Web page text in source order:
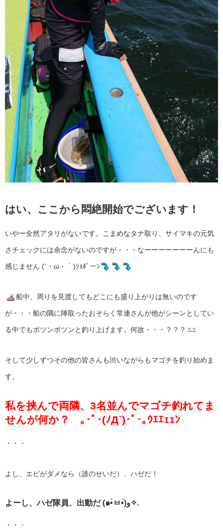
はい、ここから悶絶開始でございます！
いやー全然アタリがないです。こまめなタナ取り、サイマキの元気
さチェックには余念がないのですが・・・なーーーーーーーんにも
感じません (´・ω・｀)ｼｮﾎﾞーﾝ
船中、周りを見渡してもどこにも盛り上がりは無いのです
が・・・船の隅に陣取ったおそらく常連さんが他がシーンとしてい
る中でもポツンポツンと釣り上げます。何故・・・？？？
そして少しずつその他の皆さんも渋いながらもマゴチを釣り始めま
す。
私を挟んで両隣、3名並んでマゴチ釣れてま
せんが何か？ ｡･ﾟ･(ﾉД`)･ﾟ･｡ｳｴｴｪｪﾝ
・・・
よし、エビがダメなら（誰のせいだ）、ハゼだ！
よーし、ハゼ隊員、出動だ (๑•̀ㅂ•́)و✧.
・・・